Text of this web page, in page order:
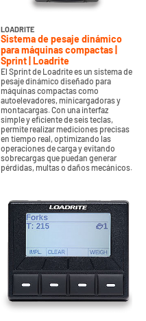
LOADRITE
Sistema de pesaje dinámico
para máquinas compactas |
Sprint | Loadrite
El Sprint de Loadrite es un sistema de
pesaje dinámico diseñado para
máquinas compactas como
autoelevadores, minicargadoras y
montacargas. Con una interfaz
simple y eficiente de seis teclas,
permite realizar mediciones precisas
en tiempo real, optimizando las
operaciones de carga y evitando
sobrecargas que puedan generar
pérdidas, multas o daños mecánicos.